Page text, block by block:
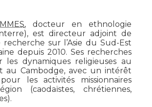
, docteur en ethnologie
est directeur adjoint de
recherche sur l’Asie du Sud-Est
depuis 2010. Ses recherches
les dynamiques religieuses au
au Cambodge, avec un intérêt
les activités missionnaires
(caodaïstes, chrétiennes,